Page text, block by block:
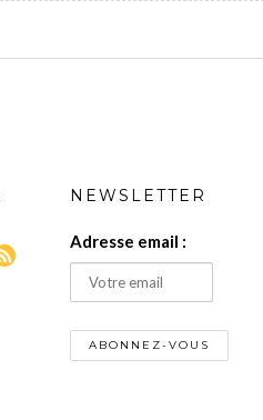
NEWSLETTER
Adresse email :